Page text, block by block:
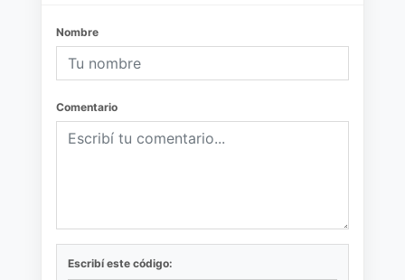
Nombre
Comentario
Escribí este código: